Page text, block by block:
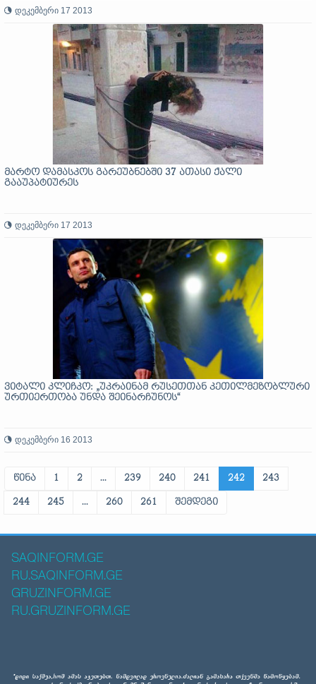
დეკემბერი 17 2013
მარტო დამასკოს გარეუბნებში 37 ათასი ქალი
გააუპატიურეს
დეკემბერი 17 2013
ვიტალი კლიჩკო: „უკრაინამ რუსეთთან კეთილმეზობლური
ურთიერთობა უნდა შეინარჩუნოს“
დეკემბერი 16 2013
წინა 1 2 ... 239 240 241 242 243
244 245 ... 260 261 შემდეგი
SAQINFORM.GE
RU.SAQINFORM.GE
GRUZINFORM.GE
RU.GRUZINFORM.GE